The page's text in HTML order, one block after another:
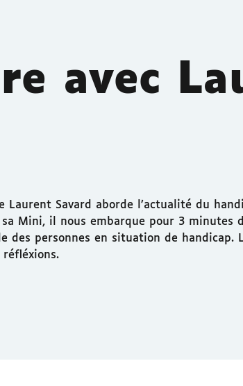
avec
Laurent Savard aborde l’actualité du
Mini, il nous embarque pour 3 minutes
des personnes en situation de handicap.
réfléxions.